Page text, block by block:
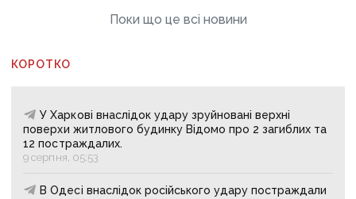
Поки що це всі новини
КОРОТКО
У Харкові внаслідок удару зруйновані верхні
поверхи житлового будинку Відомо про 2 загиблих та
12 постраждалих.
9 серпня, 05:53
В Одесі внаслідок російського удару постраждали